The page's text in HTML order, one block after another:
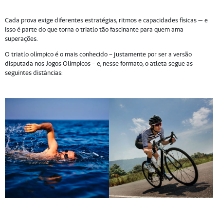
Cada prova exige diferentes estratégias, ritmos e capacidades físicas — e
isso é parte do que torna o triatlo tão fascinante para quem ama
superações.
O triatlo olímpico é o mais conhecido – justamente por ser a versão
disputada nos Jogos Olímpicos – e, nesse formato, o atleta segue as
seguintes distâncias: